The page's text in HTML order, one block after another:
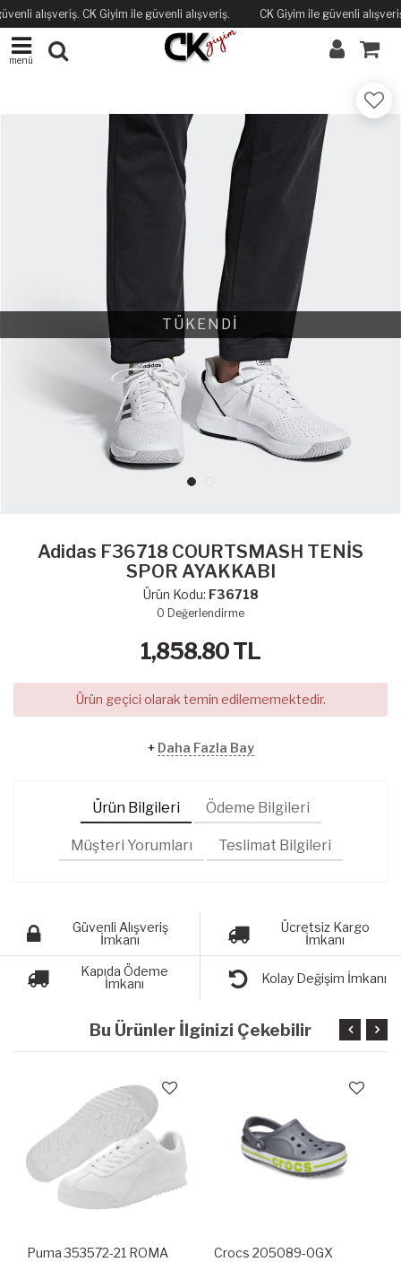
alışveriş. CK Giyim ile güvenli alışveriş. CK Giyim ile güvenli
menü
TÜKENDİ
Adidas F36718 COURTSMASH TENİS
SPOR AYAKKABI
Ürün Kodu: F36718
0 Değerlendirme
1,858.80TL
Ürün geçici olarak temin edilememektedir.
+ Daha Fazla Bay
Ürün Bilgileri Ödeme Bilgileri
Müşteri Yorumları Teslimat Bilgileri
Güvenli Alışveriş
İmkanı
Ücretsiz Kargo
İmkanı
Kapıda Ödeme
İmkanı
Kolay Değişim İmkanı
Bu Ürünler İlginizi Çekebilir
Puma 353572-21 ROMA
Crocs 205089-0GX